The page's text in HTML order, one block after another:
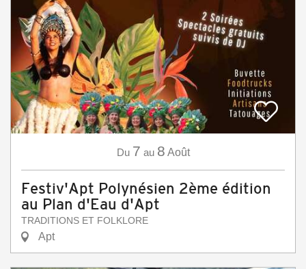
Du 7 au 8 Août
Festiv'Apt Polynésien 2ème édition
au Plan d'Eau d'Apt
TRADITIONS ET FOLKLORE
Apt